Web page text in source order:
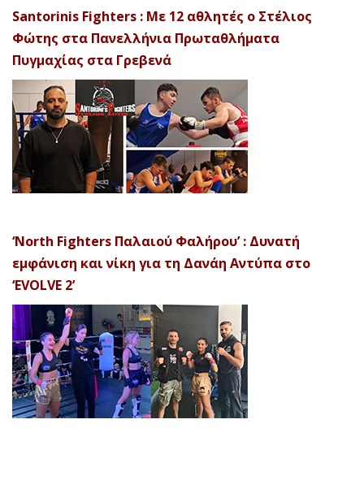
Santorinis Fighters : Με 12 αθλητές ο Στέλιος
Φώτης στα Πανελλήνια Πρωταθλήματα
Πυγμαχίας στα Γρεβενά
‘North Fighters Παλαιού Φαλήρου’ : Δυνατή
εμφάνιση και νίκη για τη Δανάη Αντύπα στο
‘EVOLVE 2’